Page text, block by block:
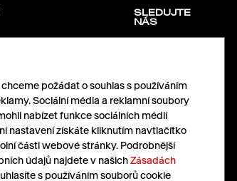
SLEDUJTE
NÁS
Facebook
Instagram
X
Cz | En
požádat o souhlas s používáním
Sociální média a reklamní soubory
nabízet funkce sociálních médií
nastavení získáte kliknutím navtlačítko
části webové stránky. Podrobnější
údajů najdete v našichZásadách
s používáním souborů cookie